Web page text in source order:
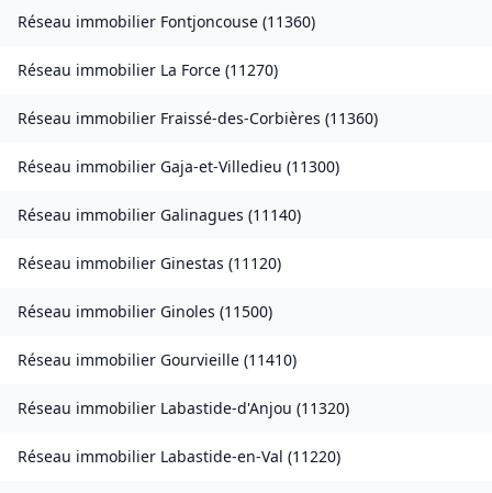
Réseau immobilier Fontjoncouse (11360)
Réseau immobilier La Force (11270)
Réseau immobilier Fraissé-des-Corbières (11360)
Réseau immobilier Gaja-et-Villedieu (11300)
Réseau immobilier Galinagues (11140)
Réseau immobilier Ginestas (11120)
Réseau immobilier Ginoles (11500)
Réseau immobilier Gourvieille (11410)
Réseau immobilier Labastide-d'Anjou (11320)
Réseau immobilier Labastide-en-Val (11220)